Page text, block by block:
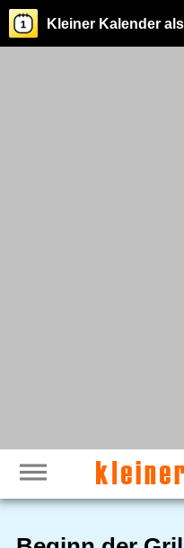
Kleiner Kalender